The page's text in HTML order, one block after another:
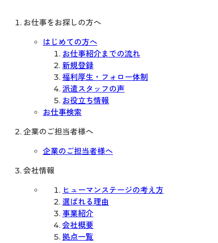
お仕事をお探しの方へ
はじめての方へ
お仕事紹介までの流れ
新規登録
福利厚生・フォロー体制
派遣スタッフの声
お役立ち情報
お仕事検索
企業のご担当者様へ
企業のご担当者様へ
会社情報
ヒューマンステージの考え方
選ばれる理由
事業紹介
会社概要
拠点一覧